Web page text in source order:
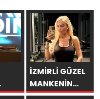
İZMİRLİ GÜZEL
MANKENİN
KULİSLERİ